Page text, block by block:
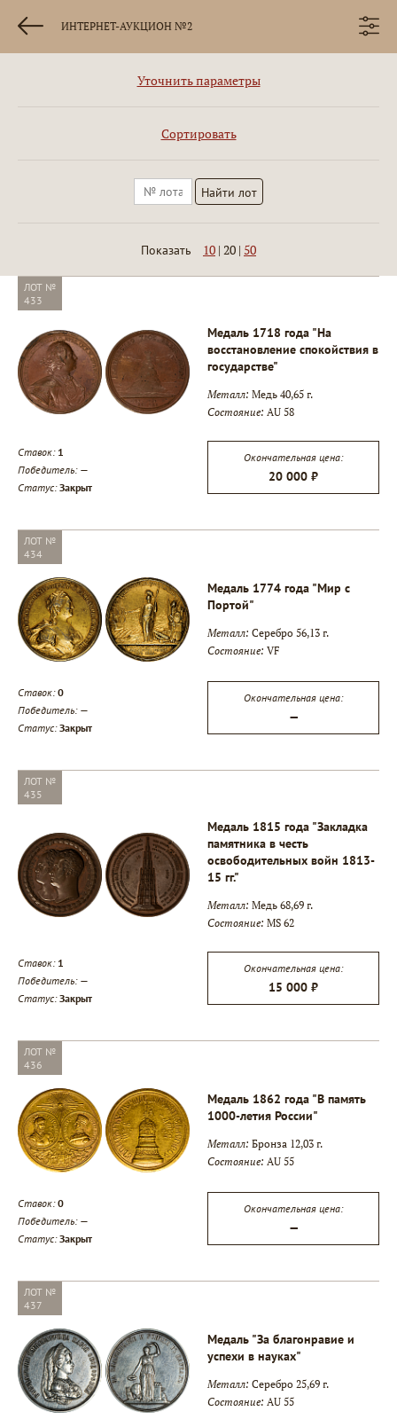
▾
ИНТЕРНЕТ-АУКЦИОН №2
Уточнить параметры
Сортировать
Показать 10 | 20 | 50
ЛОТ №
433
Медаль 1718 года "На
восстановление спокойствия в
государстве"
Металл: Медь 40,65 г.
Состояние: AU 58
Ставок: 1
Победитель: —
Статус:Закрыт
Окончательная цена:
20 000 ₽
ЛОТ №
434
Медаль 1774 года "Мир с
Портой"
Металл: Серебро 56,13 г.
Состояние: VF
Ставок:0
Победитель: —
Статус:Закрыт
Окончательная цена:
—
ЛОТ №
435
Медаль 1815 года "Закладка
памятника в честь
освободительных войн 1813-
15 гг."
Металл: Медь 68,69 г.
Состояние: MS 62
Ставок: 1
Победитель: —
Статус:Закрыт
Окончательная цена:
15 000 ₽
ЛОТ №
436
Медаль 1862 года "В память
1000-летия России"
Металл: Бронза 12,03 г.
Состояние: AU 55
Ставок:0
Победитель: —
Статус:Закрыт
Окончательная цена:
—
ЛОТ №
437
Медаль "За благонравие и
успехи в науках"
Металл: Серебро 25,69 г.
Состояние: AU 55